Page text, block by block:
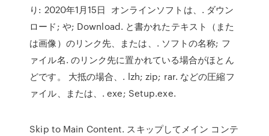
り: 2020年1月15日 オンラインソフトは、. ダウン
ロード; や; Download. と書かれたテキスト（また
は画像）のリンク先、または、. ソフトの名称; フ
ァイル名. のリンク先に置かれている場合がほとん
どです。 大抵の場合、. lzh; zip; rar. などの圧縮フ
ァイル、または、. exe; Setup.exe.
Skip to Main Content. スキップしてメイン コンテ